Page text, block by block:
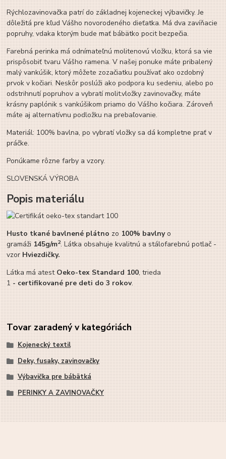
Rýchlozavinovačka patrí do základnej kojeneckej výbavičky. Je
dôležitá pre kľud Vášho novorodeného dieťatka. Má dva zavíňacie
popruhy, vdaka ktorým bude mať bábätko pocit bezpečia.
Farebná perinka má odnímateľnú molitenovú vložku, ktorá sa vie
prispôsobiť tvaru Vášho ramena. V našej ponuke máte pribalený
malý vankúšik, ktorý môžete zozačiatku používať ako ozdobný
prvok v kočiari. Neskôr poslúži ako podpora ku sedeniu, alebo po
odstrihnutí popruhov a vybratí molit.vložky zavinovačky, máte
krásny paplónik s vankúšikom priamo do Vášho kočiara. Zároveň
máte aj alternatívnu podložku na prebaľovanie.
Materiál: 100% bavlna, po vybratí vložky sa dá kompletne prať v
práčke.
Ponúkame rôzne farby a vzory.
SLOVENSKÁ VÝROBA
Popis materiálu
Husto tkané bavlnené plátnozo100% bavlnyo
gramáži145g/m2. Látka obsahuje kvalitnú a stálofarebnú potlač -
vzorHviezdičky.
Látka má atestOeko-tex Standard 100, trieda
1- certifikované pre deti do 3 rokov.
Tovar zaradený v kategóriách
Kojenecký textil
Deky, fusaky, zavinovačky
Výbavička pre bábätká
PERINKY A ZAVINOVAČKY